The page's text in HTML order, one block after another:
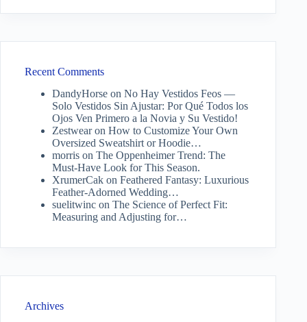
Recent Comments
DandyHorse on No Hay Vestidos Feos —
Solo Vestidos Sin Ajustar: Por Qué Todos los
Ojos Ven Primero a la Novia y Su Vestido!
Zestwearon How to Customize Your Own
Oversized Sweatshirt or Hoodie…
morris on The Oppenheimer Trend: The
Must-Have Look for This Season.
XrumerCak on Feathered Fantasy: Luxurious
Feather-Adorned Wedding…
suelitwinc on The Science of Perfect Fit:
Measuring and Adjusting for…
Archives